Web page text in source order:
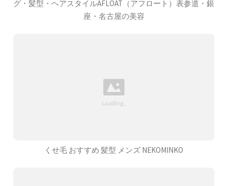
グ・髪型・ヘアスタイルAFLOAT（アフロート）表参道・銀
座・名古屋の美容
くせ毛 おすすめ 髪型 メンズ NEKOMINKO